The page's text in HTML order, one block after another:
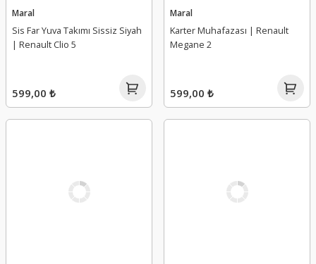
Maral
Sis Far Yuva Takımı Sissiz Siyah
| Renault Clio 5
599,00 ₺
Maral
Karter Muhafazası | Renault
Megane 2
599,00 ₺